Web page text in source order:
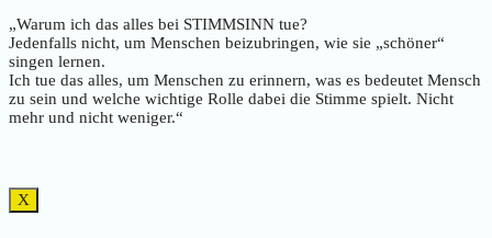
„Warum ich das alles bei STIMMSINN tue?
Jedenfalls nicht, um Menschen beizubringen, wie sie „schöner“
singen lernen.
Ich tue das alles, um Menschen zu erinnern, was es bedeutet Mensch
zu sein und welche wichtige Rolle dabei die Stimme spielt. Nicht
mehr und nicht weniger.“
X